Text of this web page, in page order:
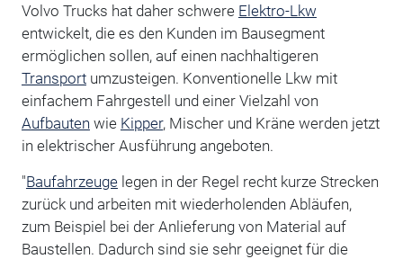
Volvo Trucks hat daher schwere Elektro-Lkw
entwickelt, die es den Kunden im Bausegment
ermöglichen sollen, auf einen nachhaltigeren
Transportumzusteigen. Konventionelle Lkw mit
einfachem Fahrgestell und einer Vielzahl von
Aufbauten wie Kipper, Mischer und Kräne werden jetzt
in elektrischer Ausführung angeboten.
"Baufahrzeugelegen in der Regel recht kurze Strecken
zurück und arbeiten mit wiederholenden Abläufen,
zum Beispiel bei der Anlieferung von Material auf
Baustellen. Dadurch sind sie sehr geeignet für die